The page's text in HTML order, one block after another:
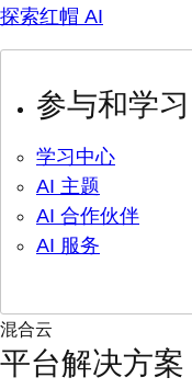
探索红帽 AI
参与和学习
学习中心
AI 主题
AI 合作伙伴
AI 服务
混合云
平台解决方案